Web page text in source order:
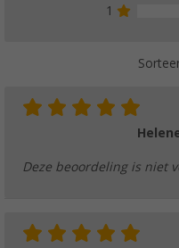
1
Deze beoordeling is niet